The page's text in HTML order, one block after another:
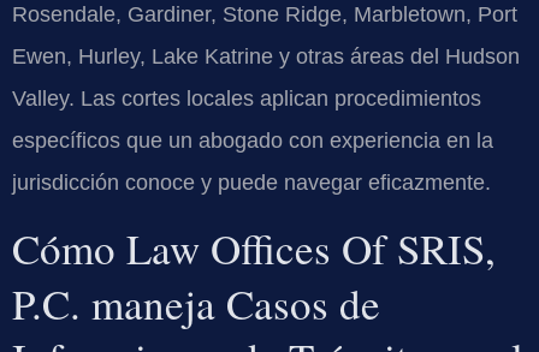
Rosendale, Gardiner, Stone Ridge, Marbletown, Port
Ewen, Hurley, Lake Katrine y otras áreas del Hudson
Valley. Las cortes locales aplican procedimientos
específicos que un abogado con experiencia en la
jurisdicción conoce y puede navegar eficazmente.
Cómo Law Offices Of SRIS,
P.C. maneja Casos de